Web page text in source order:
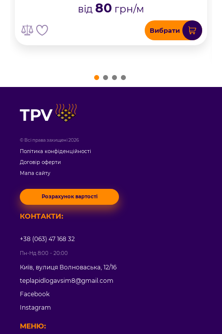
від 80 грн/м
Вибрати
TPV
© Всі права захищені 2026
Політика конфіденційності
Договір оферти
Мапа сайту
Розрахунок вартості
МЕНЮ:
КОНТАКТИ:
+38 (063) 47 168 32
Пн-Нд 8:00 - 20:00
Київ, вулиця Волноваська, 12/16
teplapidlogavsim8@gmail.com
Facebook
Instagram